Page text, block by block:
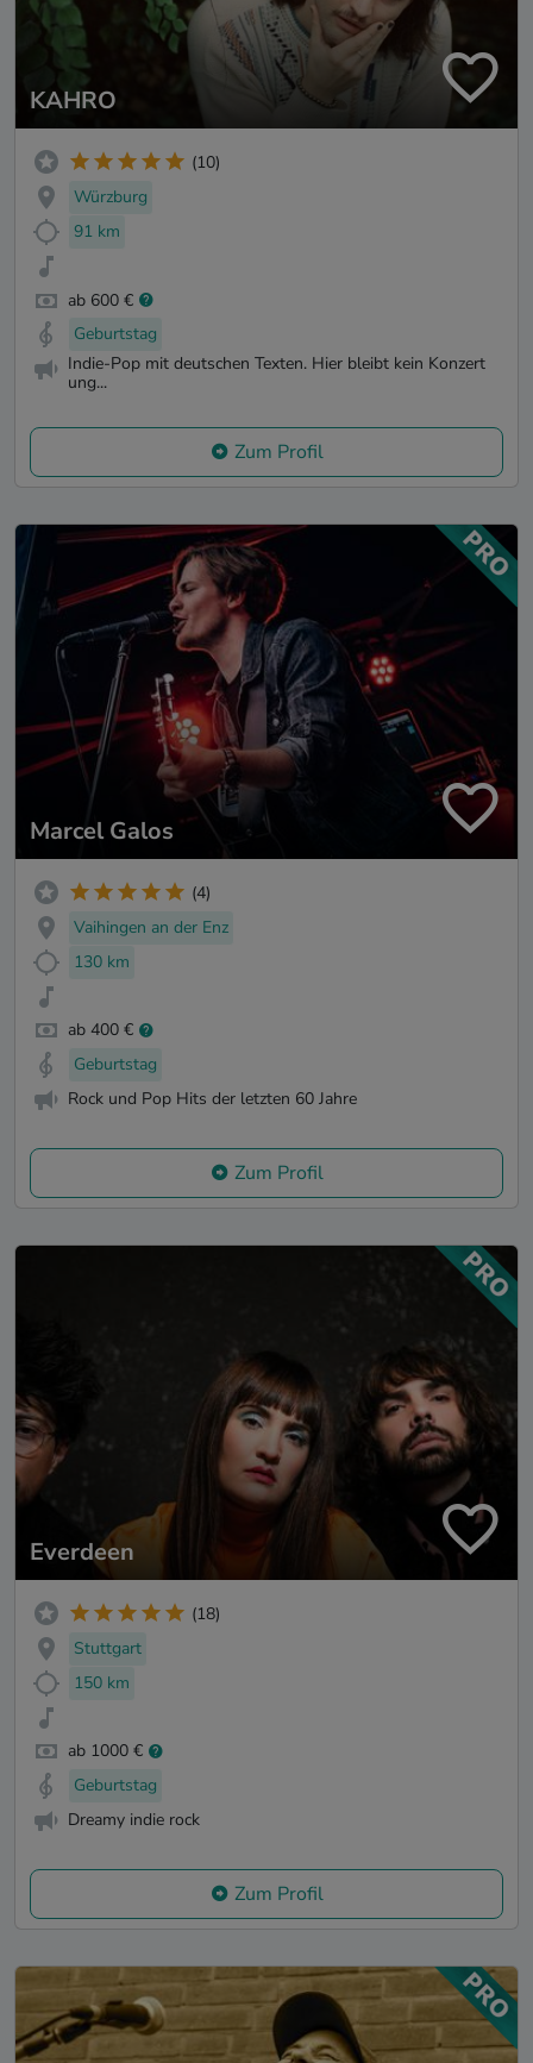
KAHRO
(10)
Würzburg
91 km
ab 600 €
Geburtstag
Indie-Pop mit deutschen Texten. Hier bleibt kein Konzert
ung...
Zum Profil
Marcel Galos
(4)
Vaihingen an der Enz
130 km
ab 400 €
Geburtstag
Rock und Pop Hits der letzten 60 Jahre
Zum Profil
Everdeen
(18)
Stuttgart
150 km
ab 1000 €
Geburtstag
Dreamy indie rock
Zum Profil